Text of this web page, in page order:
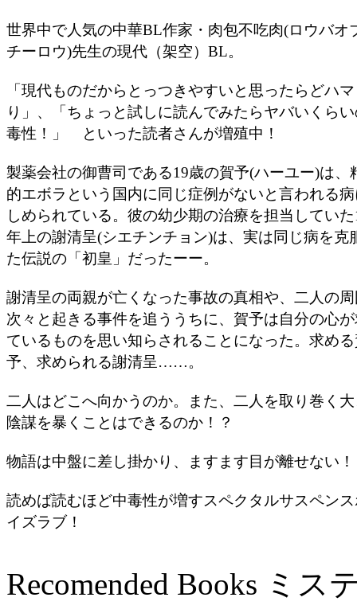
世界中で人気の中華BL作家・肉包不吃肉(ロウバオ
チーロウ)先生の現代（架空）BL。
「現代ものだからとっつきやすいと思ったらどハマ
り」、「ちょっと試しに読んでみたらヤバいくら
毒性！」 といった読者さんが増殖中！
製薬会社の御曹司である19歳の賀予(ハーユー)は、
的エボラという国内に同じ症例がないと言われる
しめられている。彼の幼少期の治療を担当してい
年上の謝清呈(シエチンチョン)は、実は同じ病を克
た伝説の「初皇」だったーー。
謝清呈の両親が亡くなった事故の真相や、二人の
次々と起きる事件を追ううちに、賀予は自分の心
ているものを思い知らされることになった。求め
予、求められる謝清呈……。
二人はどこへ向かうのか。また、二人を取り巻く
陰謀を暴くことはできるのか！？
物語は中盤に差し掛かり、ますます目が離せない！
読めば読むほど中毒性が増すスペクタルサスペン
イズラブ！
Recomended Books ミ